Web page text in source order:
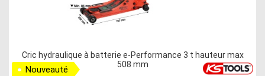
Cric hydraulique à batterie e-Performance 3 t hauteur max
508 mm
Nouveauté